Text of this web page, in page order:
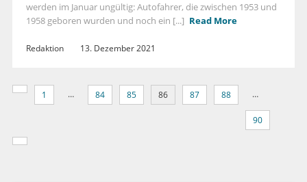
werden im Januar ungültig: Autofahrer, die zwischen 1953 und
1958 geboren wurden und noch ein [...] Read More
Redaktion 13. Dezember 2021
1 … 84 85 86 87 88 …
90